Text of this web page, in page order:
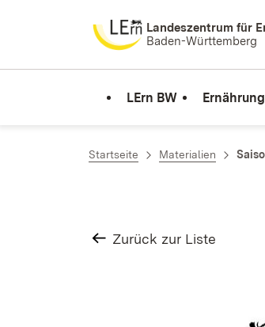
Zum Inhalt springenLandeszentrum für
Baden-Württemberg
LErn BW
Startseite Materialien
Zurück zur Liste